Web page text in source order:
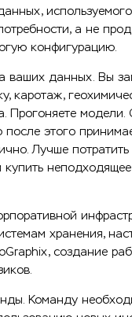
а не
конфигурацию.
ваших данных. Вы
каротаж,
Прогоняете модели.
после этого
Лучше
купить
хранения,
создание
Команду